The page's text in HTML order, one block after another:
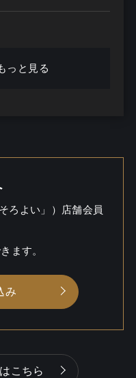
っと見る
ろよい」）店舗会員
ます。
み
こちら